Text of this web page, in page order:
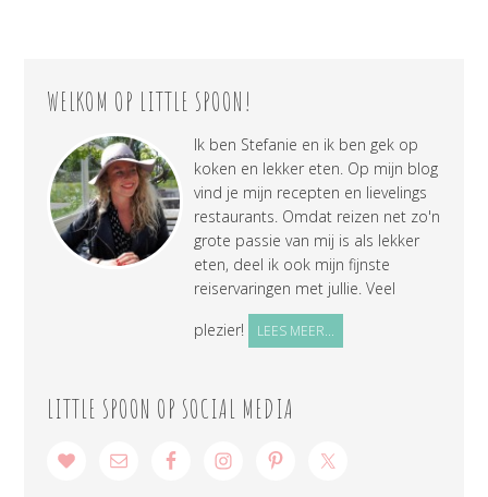
WELKOM OP LITTLE SPOON!
Ik ben Stefanie en ik ben gek op
koken en lekker eten. Op mijn blog
vind je mijn recepten en lievelings
restaurants. Omdat reizen net zo'n
grote passie van mij is als lekker
eten, deel ik ook mijn fijnste
reiservaringen met jullie. Veel
plezier!
LEES MEER...
LITTLE SPOON OP SOCIAL MEDIA